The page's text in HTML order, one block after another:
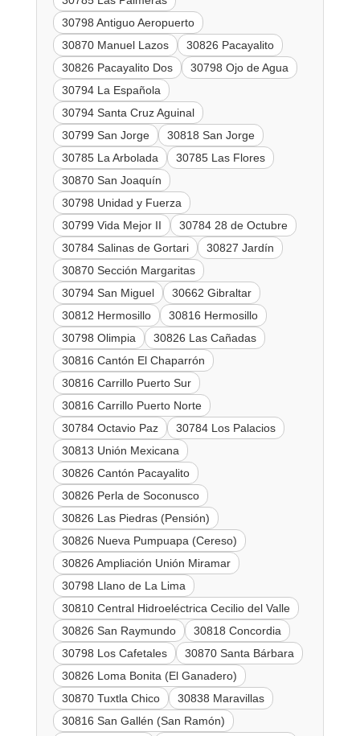
30798 Antiguo Aeropuerto
30870 Manuel Lazos
30826 Pacayalito
30826 Pacayalito Dos
30798 Ojo de Agua
30794 La Española
30794 Santa Cruz Aguinal
30799 San Jorge
30818 San Jorge
30785 La Arbolada
30785 Las Flores
30870 San Joaquín
30798 Unidad y Fuerza
30799 Vida Mejor II
30784 28 de Octubre
30784 Salinas de Gortari
30827 Jardín
30870 Sección Margaritas
30794 San Miguel
30662 Gibraltar
30812 Hermosillo
30816 Hermosillo
30798 Olimpia
30826 Las Cañadas
30816 Cantón El Chaparrón
30816 Carrillo Puerto Sur
30816 Carrillo Puerto Norte
30784 Octavio Paz
30784 Los Palacios
30813 Unión Mexicana
30826 Cantón Pacayalito
30826 Perla de Soconusco
30826 Las Piedras (Pensión)
30826 Nueva Pumpuapa (Cereso)
30826 Ampliación Unión Miramar
30798 Llano de La Lima
30810 Central Hidroeléctrica Cecilio del Valle
30826 San Raymundo
30818 Concordia
30798 Los Cafetales
30870 Santa Bárbara
30826 Loma Bonita (El Ganadero)
30870 Tuxtla Chico
30838 Maravillas
30816 San Gallén (San Ramón)